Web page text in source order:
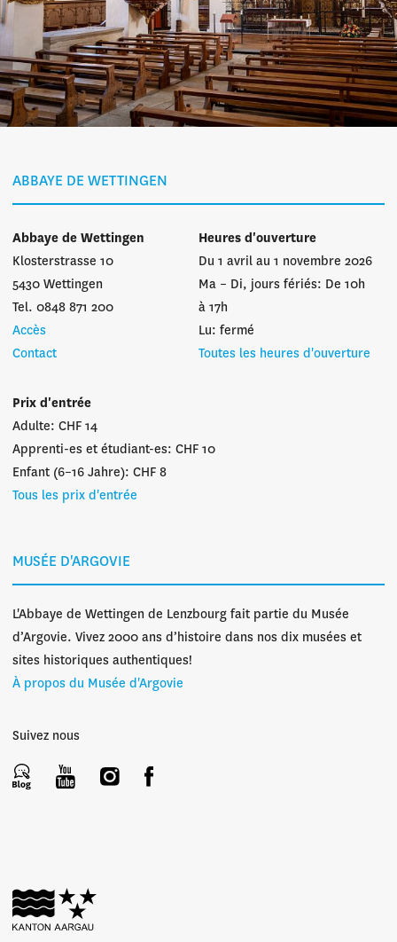
ABBAYE DE WETTINGEN
Abbaye de Wettingen
Klosterstrasse 10
5430 Wettingen
Tel. 0848 871 200
Accès
Contact
Heures d'ouverture
Du 1 avril au 1 novembre 2026
Ma – Di, jours fériés: De 10h
à 17h
Lu: fermé
Toutes les heures d'ouverture
Prix d'entrée
Adulte: CHF 14
Apprenti-es et étudiant-es: CHF 10
Enfant (6–16 Jahre): CHF 8
Tous les prix d'entrée
MUSÉE D'ARGOVIE
L'Abbaye de Wettingen de Lenzbourg fait partie du Musée
d’Argovie. Vivez 2000 ans d’histoire dans nos dix musées et
sites historiques authentiques!
À propos du Musée d'Argovie
Suivez nous